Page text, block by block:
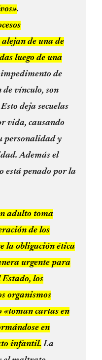
.
de una de
luego de una
de
de vínculo, son
deja secuelas
vida, causando
personalidad y
Además el
está penado por la
adulto toma
de los
la obligación ética
urgente para
Estado, los
organismos
«toman cartas en
en
infantil. La